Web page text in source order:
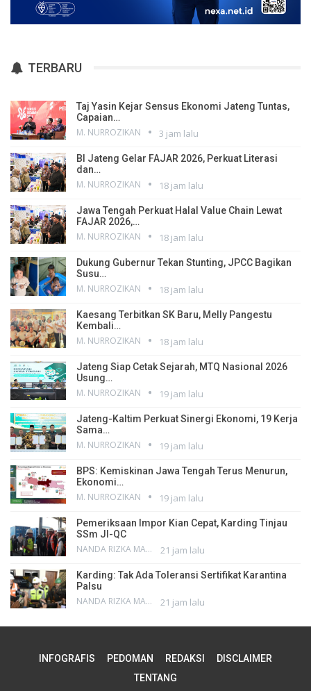
TERBARU
Taj Yasin Kejar Sensus Ekonomi Jateng Tuntas,
Capaian…
M. NURROZIKAN 3 jam lalu
BI Jateng Gelar FAJAR 2026, Perkuat Literasi
dan…
M. NURROZIKAN 18 jam lalu
Jawa Tengah Perkuat Halal Value Chain Lewat
FAJAR 2026,…
M. NURROZIKAN 18 jam lalu
Dukung Gubernur Tekan Stunting, JPCC Bagikan
Susu…
M. NURROZIKAN 18 jam lalu
Kaesang Terbitkan SK Baru, Melly Pangestu
Kembali…
M. NURROZIKAN 18 jam lalu
Jateng Siap Cetak Sejarah, MTQ Nasional 2026
Usung…
M. NURROZIKAN 19 jam lalu
Jateng-Kaltim Perkuat Sinergi Ekonomi, 19 Kerja
Sama…
M. NURROZIKAN 19 jam lalu
BPS: Kemiskinan Jawa Tengah Terus Menurun,
Ekonomi…
M. NURROZIKAN 19 jam lalu
Pemeriksaan Impor Kian Cepat, Karding Tinjau
SSm JI-QC
NANDA RIZKA MAHENDRA 21 jam lalu
Karding: Tak Ada Toleransi Sertifikat Karantina
Palsu
NANDA RIZKA MAHENDRA 21 jam lalu
INFOGRAFIS PEDOMAN REDAKSI
DISCLAIMER
TENTANG